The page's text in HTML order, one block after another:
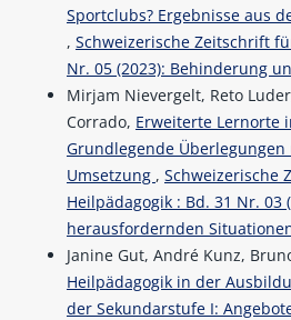
Sportclubs? Ergebnisse aus
, Schweizerische Zeitschrift
Nr. 05 (2023): Behinderung
Mirjam Nievergelt, Reto
Corrado, Erweiterte Lernorte
Grundlegende
Umsetzung , Schweizerische
Heilpädagogik : Bd. 31 Nr. 03
herausfordernden
Janine Gut, André Kunz,
Heilpädagogik in der
der Sekundarstufe I: